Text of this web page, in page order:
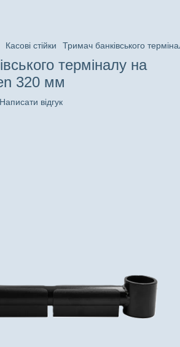
Касові стійки Тримач банківського
терміналу на
320 мм
Написати відгук